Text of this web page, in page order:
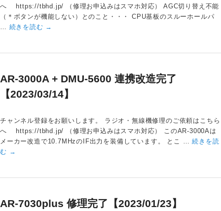
へ https://tbhd.jp/ （修理お申込みはスマホ対応） AGC切り替え不能
（＊ボタンが機能しない）とのこと・・・ CPU基板のスルーホールパ
続きを読む →
AR-3000A + DMU-5600 連携改造完了
【2023/03/14】
チャンネル登録をお願いします。 ラジオ・無線機修理のご依頼はこちら
へ https://tbhd.jp/ （修理お申込みはスマホ対応） このAR-3000Aは
メーカー改造で10.7MHzのIF出力を装備しています。 とこ …続きを読
む →
AR-7030plus 修理完了【2023/01/23】